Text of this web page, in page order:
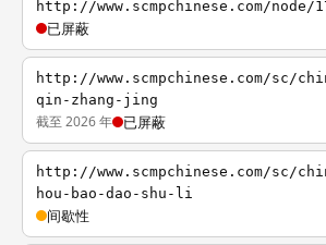
http://www.scmpchinese.com/node/
已屏蔽
http://www.scmpchinese.com/sc/
qin-zhang-jing
截至 2026 年 已屏蔽
http://www.scmpchinese.com/sc/
hou-bao-dao-shu-li
间歇性